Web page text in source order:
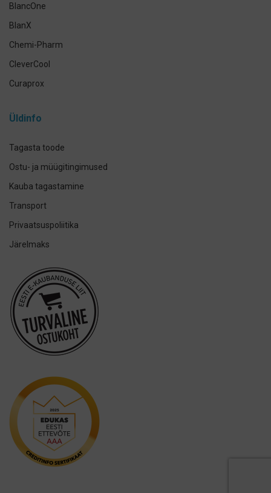
BlancOne
BlanX
Chemi-Pharm
CleverCool
Curaprox
Elmex
Miradent
Mizuha
OraCoat
Oral-B
Oxyfresh
Philips
Promis
Puro
Üldinfo
Tagasta toode
Ostu- ja müügitingimused
Kauba tagastamine
Transport
Privaatsuspoliitika
Järelmaks